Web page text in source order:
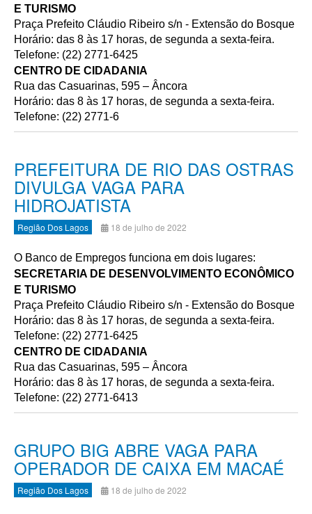
E TURISMO
Praça Prefeito Cláudio Ribeiro s/n - Extensão do Bosque
Horário: das 8 às 17 horas, de segunda a sexta-feira.
Telefone: (22) 2771-6425
CENTRO DE CIDADANIA
Rua das Casuarinas, 595 – Âncora
Horário: das 8 às 17 horas, de segunda a sexta-feira.
Telefone: (22) 2771-6
PREFEITURA DE RIO DAS OSTRAS
DIVULGA VAGA PARA
HIDROJATISTA
Região Dos Lagos 18 de julho de 2022
O Banco de Empregos funciona em dois lugares:
SECRETARIA DE DESENVOLVIMENTO ECONÔMICO
E TURISMO
Praça Prefeito Cláudio Ribeiro s/n - Extensão do Bosque
Horário: das 8 às 17 horas, de segunda a sexta-feira.
Telefone: (22) 2771-6425
CENTRO DE CIDADANIA
Rua das Casuarinas, 595 – Âncora
Horário: das 8 às 17 horas, de segunda a sexta-feira.
Telefone: (22) 2771-6413
GRUPO BIG ABRE VAGA PARA
OPERADOR DE CAIXA EM MACAÉ
Região Dos Lagos 18 de julho de 2022